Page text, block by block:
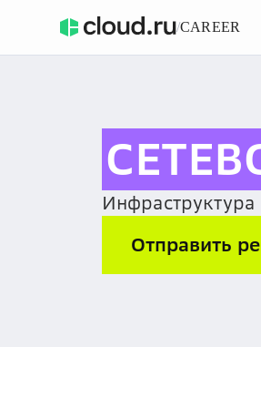
/CAREER
Инфраструктура
Отправить